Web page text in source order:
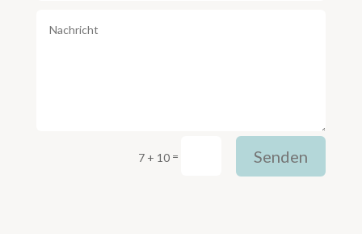
7 + 10 = Senden